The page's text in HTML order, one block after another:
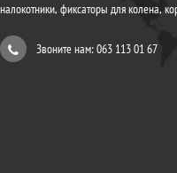
налокотники, фиксаторы для колена,
Звоните нам: 063 113 01 67